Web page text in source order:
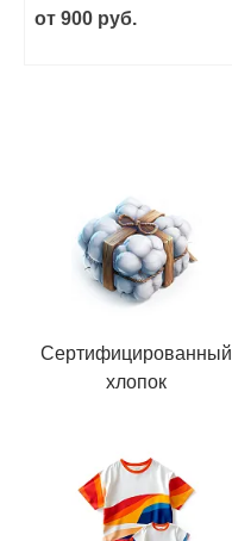
от 900 руб.
Сертифицированный
хлопок